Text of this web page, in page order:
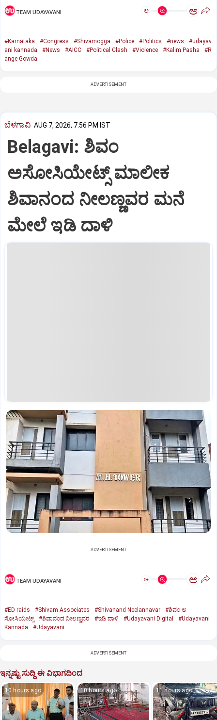
TEAM UDAYAVANI ಅ ಅ
#Karnataka #Congress #Shivamogga #Police #Politics #news
#udayav
ani kannada
#News #AICC #Political Clash #Violence #Kalim Pasha
#R
ange Gowda
ADVERTISEMENT
ಬೆಳಗಾವಿ AUG 7, 2026, 7:56 PM IST
Belagavi: ಶಿವಂ
ಅಸೋಸಿಯೇಟ್ಸ್ ಮಾಲೀಕ
ಶಿವಾನಂದ ನೀಲಣ್ಣವರ ಮನೆ
ಮೇಲೆ ಇಡಿ‌ ದಾಳಿ
ADVERTISEMENT
TEAM UDAYAVANI ಅ ಅ
#ED raids #Shivam Associates #Shivanand Neelannavar
#ಶಿವಂ ಅ
ಸೋಸಿಯೇಟ್ಸ್
#ಶಿವಾನಂದ ನೀಲಣ್ಣವರ #ಇಡಿ ದಾಳಿ #Udayavani Digital
#Udayavani
Kannada
#Udayavani
ADVERTISEMENT
ಇನ್ನಷ್ಟು ಸುದ್ದಿ ಈ ವಿಭಾಗದಿಂದ
10 hours ago 10 hours ago 11 hours ago